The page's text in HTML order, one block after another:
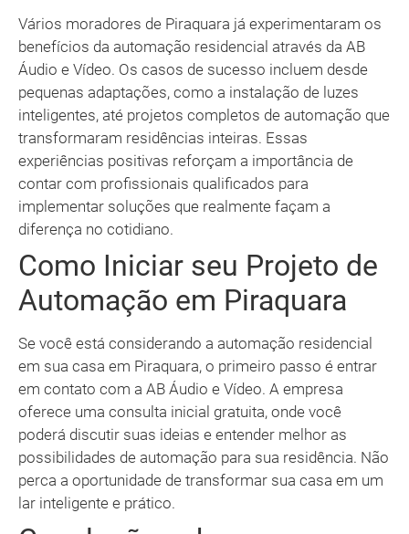
Vários moradores de Piraquara já experimentaram os
benefícios da automação residencial através da AB
Áudio e Vídeo. Os casos de sucesso incluem desde
pequenas adaptações, como a instalação de luzes
inteligentes, até projetos completos de automação que
transformaram residências inteiras. Essas
experiências positivas reforçam a importância de
contar com profissionais qualificados para
implementar soluções que realmente façam a
diferença no cotidiano.
Como Iniciar seu Projeto de
Automação em Piraquara
Se você está considerando a automação residencial
em sua casa em Piraquara, o primeiro passo é entrar
em contato com a AB Áudio e Vídeo. A empresa
oferece uma consulta inicial gratuita, onde você
poderá discutir suas ideias e entender melhor as
possibilidades de automação para sua residência. Não
perca a oportunidade de transformar sua casa em um
lar inteligente e prático.